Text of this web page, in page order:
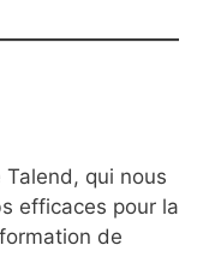
qui nous
efficaces pour la
de